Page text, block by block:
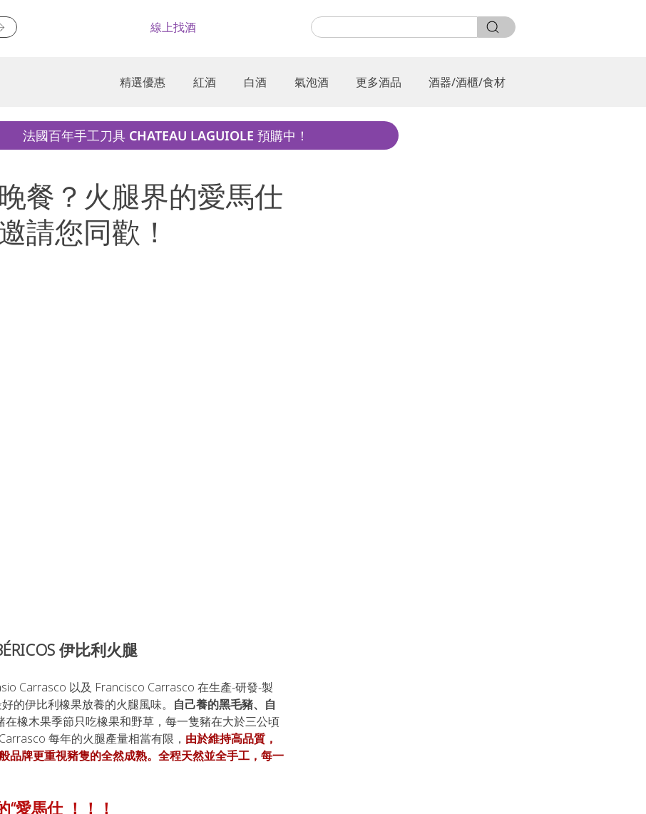
線上找酒
精選優惠 紅酒 白酒 氣泡酒 更多酒品 酒器/酒櫃/食材
法國百年手工刀具 CHATEAU LAGUIOLE 預購中！
餐？火腿界的愛馬仕
請您同歡！
伊比利火腿
Carrasco 以及 Francisco Carrasco 在生產-研發-製
的伊比利橡果放養的火腿風味。 自己養的黑毛豬、自
在橡木果季節只吃橡果和野草，每一隻豬在大於三公頃
每年的火腿產量相當有限， 由於維持高品質，
品牌更重視豬隻的全然成熟。全程天然並全手工，每一
“愛馬仕 ！！！